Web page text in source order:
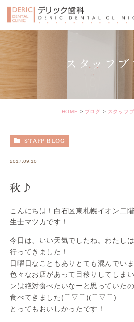
スタッフブ
HOME ブログ スタッフ
STAFF BLOG
2017.09.10
秋♪
こんにちは！白石区東札幌イオン二
生士マツカです！
今日は、いい天気でしたね。わたし
行ってきました！
日曜日なこともありとても混んでいま
色々なお店があって目移りしてしま
ンは絶対食べたいなーと思っていた
食べてきました(⌒▽⌒)(⌒▽⌒)
とってもおいしかったです！